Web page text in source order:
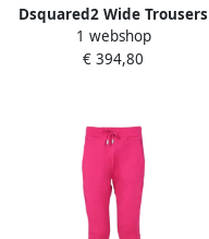
Dsquared2 Wide Trousers
Pink Dames
1 webshop
€ 394,80